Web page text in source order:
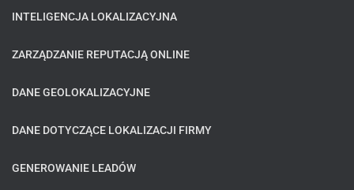
INTELIGENCJA LOKALIZACYJNA
ZARZĄDZANIE REPUTACJĄ ONLINE
DANE GEOLOKALIZACYJNE
DANE DOTYCZĄCE LOKALIZACJI FIRMY
GENEROWANIE LEADÓW